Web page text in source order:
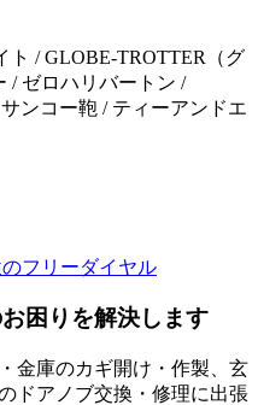
ト / GLOBE-TROTTER（グ
/ ゼロハリバートン /
ンコー鞄 / ティーアンドエ
困りを解決します
金庫のカギ開け・作製、玄
ドアノブ交換・修理に出張